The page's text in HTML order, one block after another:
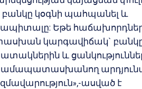
կօգնի պահպանել և
Եթե
կարգավիճակ` բանկը
և
համապատասխանող
ասված է